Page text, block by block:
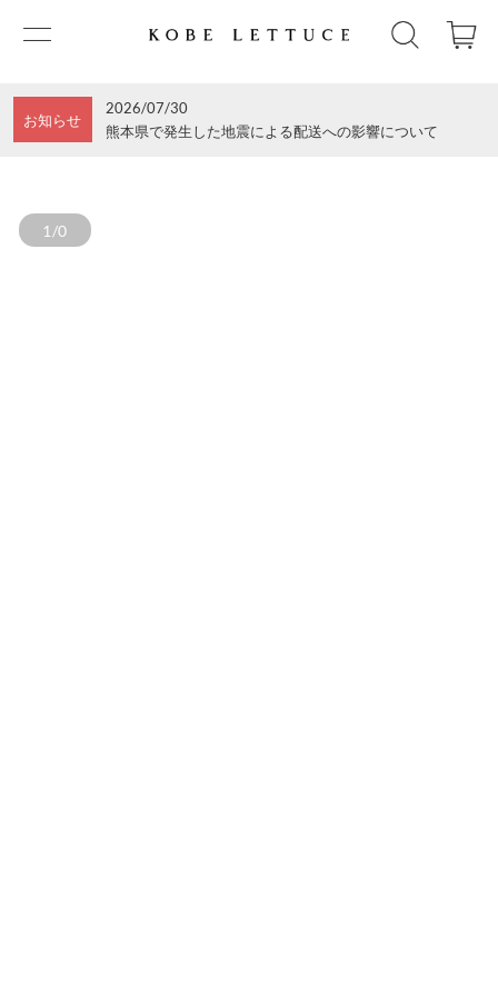
お知らせ
2026/07/30
熊本県で発生した地震による配送への影響について
1/0